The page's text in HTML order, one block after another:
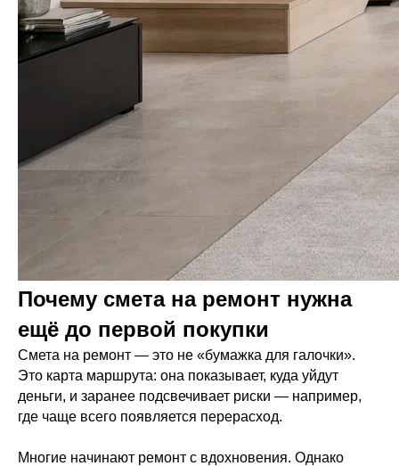
Почему смета на ремонт нужна
ещё до первой покупки
Смета на ремонт — это не «бумажка для галочки».
Это карта маршрута: она показывает, куда уйдут
деньги, и заранее подсвечивает риски — например,
где чаще всего появляется перерасход.
Многие начинают ремонт с вдохновения. Однако